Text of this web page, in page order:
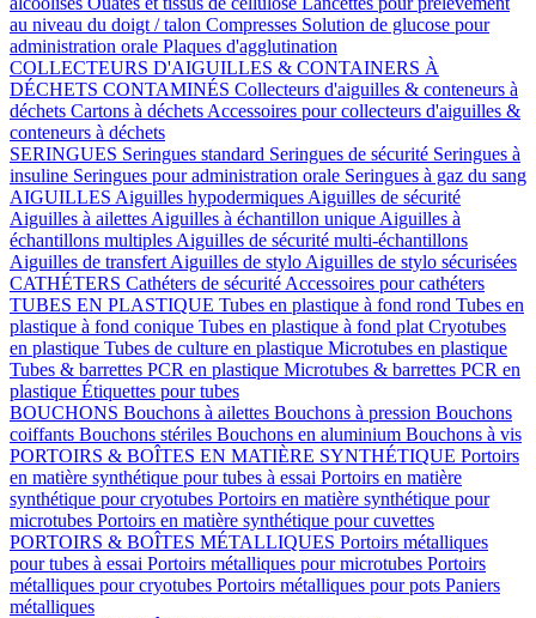
au niveau du doigt / talon Compresses Solution de glucose pour
administration orale Plaques d'agglutination
COLLECTEURS D'AIGUILLES & CONTAINERS À
DÉCHETS CONTAMINÉS Collecteurs d'aiguilles & conteneurs à
déchets Cartons à déchets Accessoires pour collecteurs d'aiguilles &
conteneurs à déchets
SERINGUES Seringues standard Seringues de sécurité Seringues à
insuline Seringues pour administration orale Seringues à gaz du sang
AIGUILLES Aiguilles hypodermiques Aiguilles de sécurité
Aiguilles à ailettes Aiguilles à échantillon unique Aiguilles à
échantillons multiples Aiguilles de sécurité multi-échantillons
Aiguilles de transfert Aiguilles de stylo Aiguilles de stylo sécurisées
CATHÉTERS Cathéters de sécurité Accessoires pour cathéters
TUBES EN PLASTIQUE Tubes en plastique à fond rond Tubes en
plastique à fond conique Tubes en plastique à fond plat Cryotubes
en plastique Tubes de culture en plastique Microtubes en plastique
Tubes & barrettes PCR en plastique Microtubes & barrettes PCR en
plastique Étiquettes pour tubes
BOUCHONS Bouchons à ailettes Bouchons à pression Bouchons
coiffants Bouchons stériles Bouchons en aluminium Bouchons à vis
PORTOIRS & BOÎTES EN MATIÈRE SYNTHÉTIQUE Portoirs
en matière synthétique pour tubes à essai Portoirs en matière
synthétique pour cryotubes Portoirs en matière synthétique pour
microtubes Portoirs en matière synthétique pour cuvettes
PORTOIRS & BOÎTES MÉTALLIQUES Portoirs métalliques
pour tubes à essai Portoirs métalliques pour microtubes Portoirs
métalliques pour cryotubes Portoirs métalliques pour pots Paniers
métalliques